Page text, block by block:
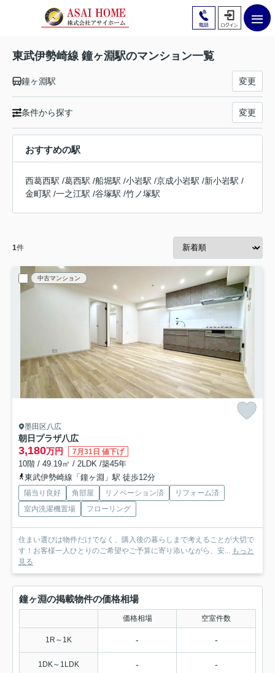
東武伊勢崎線 鐘ヶ淵駅のマンション一覧
鐘ヶ淵駅 変更
条件から探す 変更
おすすめの駅
西葛西駅 /葛西駅 /船堀駅 /小岩駅 /京成小岩駅 /新小岩駅 /
金町駅 /一之江駅 /谷塚駅 /竹ノ塚駅
1件
中古マンション
墨田区八広
朝日プラザ八広
3,180万円 7月31日 値下げ
10階 / 49.19㎡ / 2LDK /築45年
東武伊勢崎線「鐘ヶ淵」駅 徒歩12分
陽当り良好 角部屋 リノベーション済
リフォーム済
室内洗濯機置場
フローリング
住まい選びは物件だけでなく、購入後の暮らしまで考えることが大切で
す！お客様一人ひとりのご希望やご予算に寄り添いながら、安... もっと
見る
鐘ヶ淵の掲載物件の価格相場
価格相場 空室件数
1R～1K - -
1DK～1LDK - -